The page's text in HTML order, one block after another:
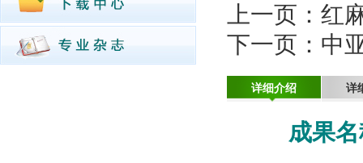
上一页： 红
下一页： 中
详细介绍 详
成果